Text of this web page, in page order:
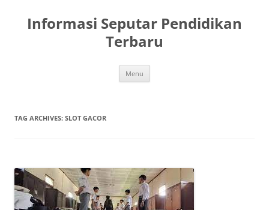
content
Informasi Seputar Pendidikan
Terbaru
Menu
TAG ARCHIVES: SLOT GACOR